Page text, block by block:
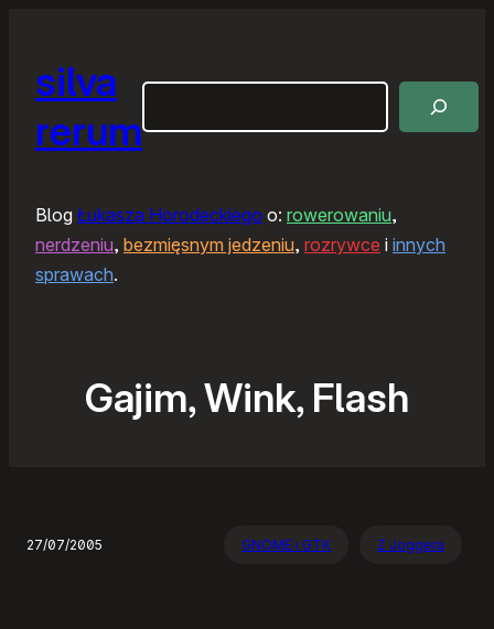
silva
rerum
Blog Łukasza Horodeckiego o: rowerowaniu,
nerdzeniu, bezmięsnym jedzeniu, rozrywce i innych
sprawach.
Gajim, Wink, Flash
27/07/2005 GNOME i GTK Z Joggera